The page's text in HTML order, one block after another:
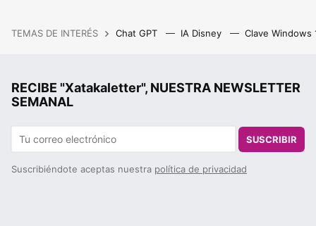
TEMAS DE INTERÉS Chat GPT IA Disney Clave Windows
RECIBE "Xatakaletter", NUESTRA NEWSLETTER
SEMANAL
SUSCRIBIR
Suscribiéndote aceptas nuestra política de privacidad